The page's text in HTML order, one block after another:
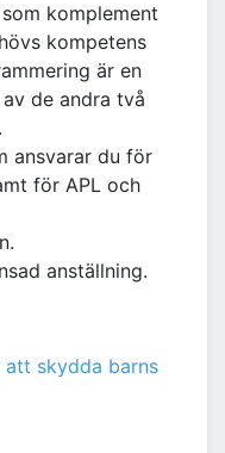
komplement
kompetens
är en
de andra två
ansvarar du för
för APL och
anställning.
skydda barns